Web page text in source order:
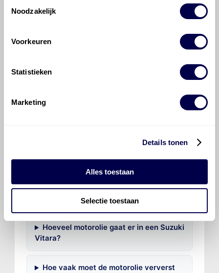
Noodzakelijk
Voorkeuren
Statistieken
Marketing
Details tonen
Alles toestaan
Selectie toestaan
Veelgestelde vragen over
de Suzuki Vitara
Welke motorolie adviseert Den Hartog
voor de Suzuki Vitara Vitara 1.4?
Hoeveel motorolie gaat er in een Suzuki
Vitara?
Hoe vaak moet de motorolie ververst